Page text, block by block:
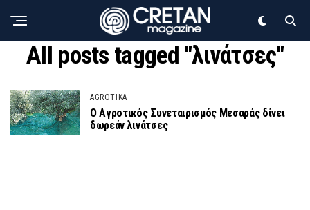
All posts tagged "λινάτσες"
AGROTIKA
Ο Αγροτικός Συνεταιρισμός Μεσαράς δίνει
δωρεάν λινάτσες